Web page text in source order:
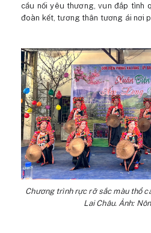
cầu nối yêu thương, vun đắp tình
đoàn kết, tương thân tương ái nơi
Chương trình rực rỡ sắc màu thổ
Lai Châu. Ảnh: